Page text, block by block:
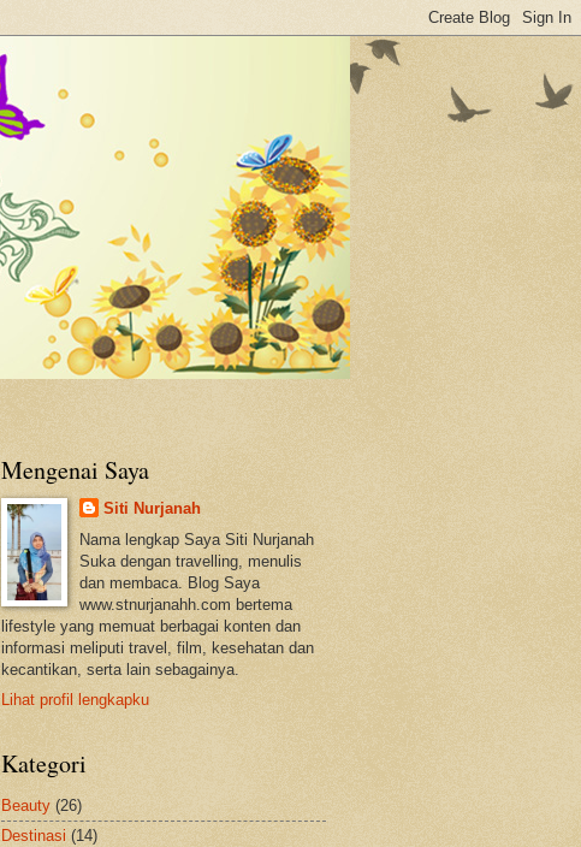
Mengenai Saya
Siti Nurjanah
Nama lengkap Saya Siti Nurjanah
Suka dengan travelling, menulis
dan membaca. Blog Saya
www.stnurjanahh.com bertema
lifestyle yang memuat berbagai konten dan
informasi meliputi travel, film, kesehatan dan
kecantikan, serta lain sebagainya.
Lihat profil lengkapku
Kategori
Beauty (26)
Destinasi (14)